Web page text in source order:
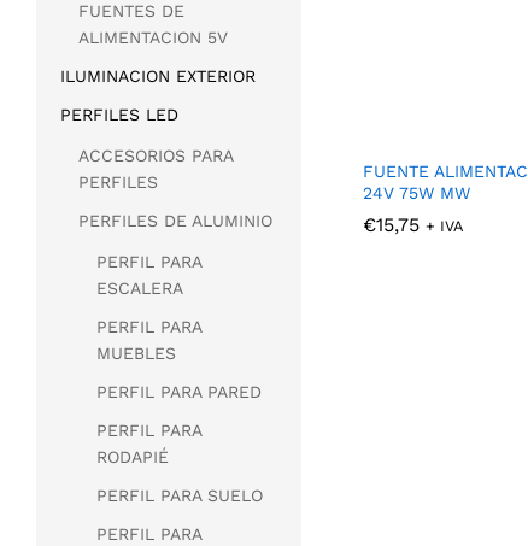
FUENTE
24V 75W MW
€15,75 + IVA
€15,75
FUENTES DE
ALIMENTACION 5V
ILUMINACION EXTERIOR
PERFILES LED
ACCESORIOS PARA
PERFILES
PERFILES DE ALUMINIO
PERFIL PARA
ESCALERA
PERFIL PARA
MUEBLES
PERFIL PARA PARED
PERFIL PARA
RODAPIÉ
PERFIL PARA SUELO
PERFIL PARA